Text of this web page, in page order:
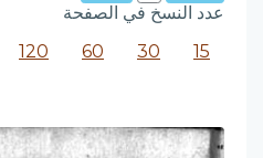
عدد النسخ في الصفحة
15
30
60
120